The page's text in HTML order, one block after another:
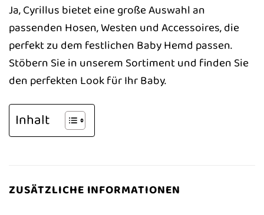
Ja, Cyrillus bietet eine große Auswahl an
passenden Hosen, Westen und Accessoires, die
perfekt zu dem festlichen Baby Hemd passen.
Stöbern Sie in unserem Sortiment und finden Sie
den perfekten Look für Ihr Baby.
Inhalt
ZUSÄTZLICHE INFORMATIONEN